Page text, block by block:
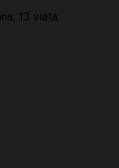
13 vieta.